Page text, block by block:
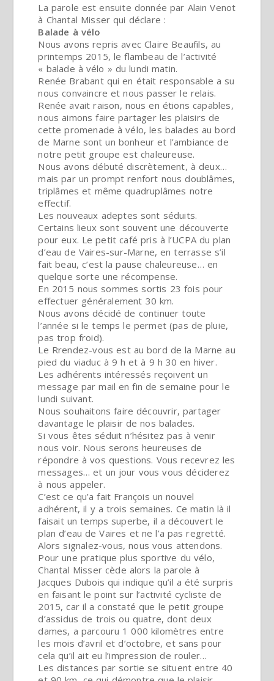
La parole est ensuite donnée par Alain Venot
à Chantal Misser qui déclare :
Balade à vélo
Nous avons repris avec Claire Beaufils, au
printemps 2015, le flambeau de l’activité
« balade à vélo » du lundi matin.
Renée Brabant qui en était responsable a su
nous convaincre et nous passer le relais.
Renée avait raison, nous en étions capables,
nous aimons faire partager les plaisirs de
cette promenade à vélo, les balades au bord
de Marne sont un bonheur et l’ambiance de
notre petit groupe est chaleureuse.
Nous avons débuté discrètement, à deux…
mais par un prompt renfort nous doublâmes,
triplâmes et même quadruplâmes notre
effectif.
Les nouveaux adeptes sont séduits.
Certains lieux sont souvent une découverte
pour eux. Le petit café pris à l’UCPA du plan
d’eau de Vaires-sur-Marne, en terrasse s’il
fait beau, c’est la pause chaleureuse… en
quelque sorte une récompense.
En 2015 nous sommes sortis 23 fois pour
effectuer généralement 30 km.
Nous avons décidé de continuer toute
l’année si le temps le permet (pas de pluie,
pas trop froid).
Le Rrendez-vous est au bord de la Marne au
pied du viaduc à 9 h et à 9 h 30 en hiver.
Les adhérents intéressés reçoivent un
message par mail en fin de semaine pour le
lundi suivant.
Nous souhaitons faire découvrir, partager
davantage le plaisir de nos balades.
Si vous êtes séduit n’hésitez pas à venir
nous voir. Nous serons heureuses de
répondre à vos questions. Vous recevrez les
messages… et un jour vous vous déciderez
à nous appeler.
C’est ce qu’a fait François un nouvel
adhérent, il y a trois semaines. Ce matin là il
faisait un temps superbe, il a découvert le
plan d’eau de Vaires et ne l’a pas regretté.
Alors signalez-vous, nous vous attendons.
Pour une pratique plus sportive du vélo,
Chantal Misser cède alors la parole à
Jacques Dubois qui indique qu’il a été surpris
en faisant le point sur l’activité cycliste de
2015, car il a constaté que le petit groupe
d’assidus de trois ou quatre, dont deux
dames, a parcouru 1 000 kilomètres entre
les mois d’avril et d’octobre, et sans pour
cela qu’il ait eu l’impression de rouler…
Les distances par sortie se situent entre 40